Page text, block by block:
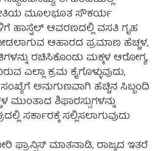
ಮೂಲಭೂತ ಸೌಕರ್ಯ
ಹಾಸ್ಟೆಲ್ ಆವರಣದಲ್ಲಿ ವಸತಿ ಗೃಹ
ಆಹಾರದ ಪ್ರಮಾಣ ಹೆಚ್ಚಳ,
ರಚಿಸಿಕೊಂಡು ಮಕ್ಕಳ ಆರೋಗ್ಯ,
ಎಲ್ಲಾ ಕ್ರಮ ಕೈಗೊಳ್ಳುವುದು,
ಅನುಗುಣವಾಗಿ ಹೆಚ್ಚಿನ ಸಿಬ್ಬಂದಿ
ಶಿಫಾರಸ್ಸುಗಳನ್ನು
ಸರ್ಕಾರಕ್ಕೆ ಸಲ್ಲಿಸಲಾಗುವುದು
ಫ್ರಾನ್ಸಿಸ್ ಮಾತನಾಡಿ, ರಾಜ್ಯದ ಇತರೆ